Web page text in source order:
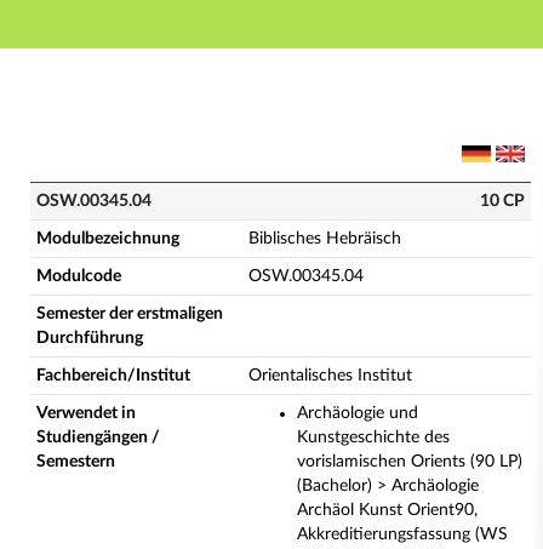
Hauptnavigation
OSW.00345.04 - Biblisches Hebräisch (Vollständige
OSW.00345.04 10 CP
Modulbezeichnung Biblisches Hebräisch
Modulcode OSW.00345.04
Semester der erstmaligen
Durchführung
Fachbereich/Institut Orientalisches Institut
Verwendet in
Studiengängen /
Semestern
Archäologie und
Kunstgeschichte des
vorislamischen Orients (90 LP)
(Bachelor) > Archäologie
Archäol Kunst Orient90,
Akkreditierungsfassung (WS